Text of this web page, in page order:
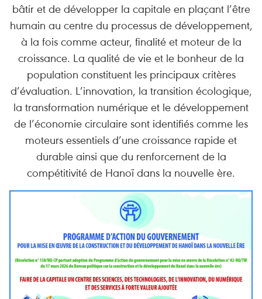
bâtir et de développer la capitale en plaçant l’être
humain au centre du processus de développement,
à la fois comme acteur, finalité et moteur de la
croissance. La qualité de vie et le bonheur de la
population constituent les principaux critères
d’évaluation. L’innovation, la transition écologique,
la transformation numérique et le développement
de l’économie circulaire sont identifiés comme les
moteurs essentiels d’une croissance rapide et
durable ainsi que du renforcement de la
compétitivité de Hanoï dans la nouvelle ère.